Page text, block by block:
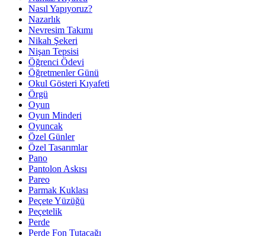
Nasıl Yapıyoruz?
Nazarlık
Nevresim Takımı
Nikah Şekeri
Nişan Tepsisi
Öğrenci Ödevi
Öğretmenler Günü
Okul Gösteri Kıyafeti
Örgü
Oyun
Oyun Minderi
Oyuncak
Özel Günler
Özel Tasarımlar
Pano
Pantolon Askısı
Pareo
Parmak Kuklası
Peçete Yüzüğü
Peçetelik
Perde
Perde Fon Tutacağı